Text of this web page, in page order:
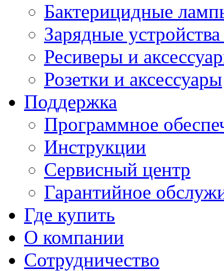
Бактерицидные
Зарядные
Ресиверы и
Розетки и аксессуары
Поддержка
Программное
Инструкции
Сервисный центр
Гарантийное
Где купить
О компании
Сотрудничество